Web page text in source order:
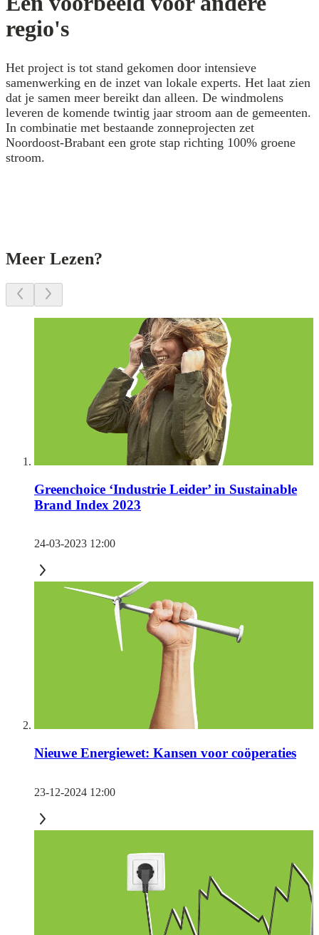
regio's
Het project is tot stand gekomen door intensieve
samenwerking en de inzet van lokale experts. Het laat zien
dat je samen meer bereikt dan alleen. De windmolens
leveren de komende twintig jaar stroom aan de gemeenten.
In combinatie met bestaande zonneprojecten zet
Noordoost-Brabant een grote stap richting 100% groene
stroom.
Meer Lezen?
Greenchoice ‘Industrie Leider’ in Sustainable
Brand Index 2023
24-03-2023 12:00
Nieuwe Energiewet: Kansen voor coöperaties
23-12-2024 12:00